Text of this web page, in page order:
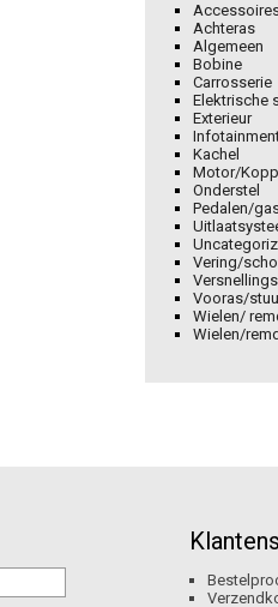
Achteras
Algemeen
Bobine
Carrosserie
Elektrische
Exterieur
Kachel
Motor/
Onderstel
Pedalen/
Vering/
Vooras/
Wielen/
Wielen/